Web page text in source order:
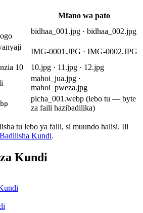
Mfano wa pato
bidhaa_001.jpg · bidhaa_002.jpg
IMG-0001.JPG · IMG-0002.JPG
10
10.jpg · 11.jpg · 12.jpg
mahoi_jua.jpg ·
mahoi_pweza.jpg
picha_001.webp (lebo tu — byte
za faili hazibadilika)
tu lebo ya faili, si muundo halisi. Ili
Badilisha Kundi.
Kundi